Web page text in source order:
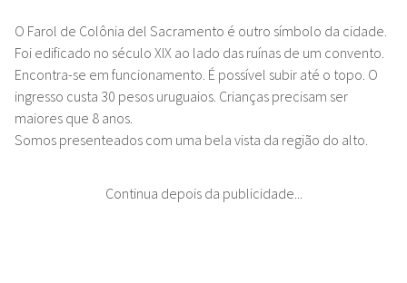
O Farol de Colônia del Sacramento é outro símbolo da cidade.
Foi edificado no século XIX ao lado das ruínas de um convento.
Encontra-se em funcionamento. É possível subir até o topo. O
ingresso custa 30 pesos uruguaios. Crianças precisam ser
maiores que 8 anos.
Somos presenteados com uma bela vista da região do alto.
Continua depois da publicidade...